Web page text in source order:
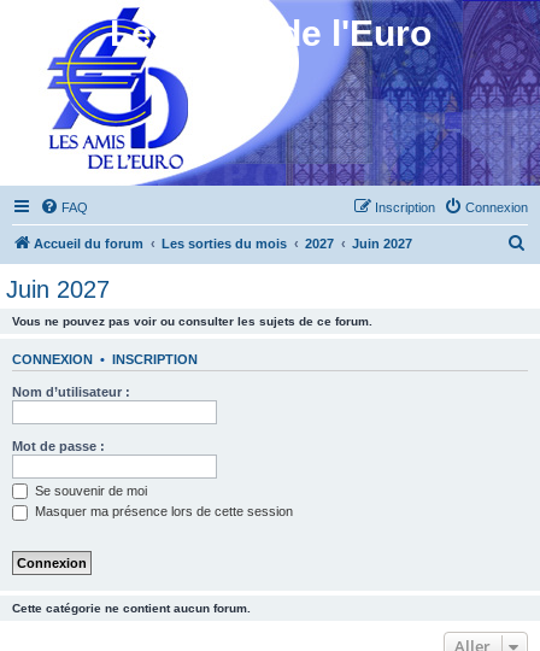
Les Amis de l'Euro
FAQ Connexion
Inscription
Accueil du forum Les sorties du mois 2027 Juin 2027
Juin 2027
Vous ne pouvez pas voir ou consulter les sujets de ce forum.
CONNEXION • INSCRIPTION
Nom d’utilisateur :
Mot de passe :
Se souvenir de moi
Masquer ma présence lors de cette session
Cette catégorie ne contient aucun forum.
Aller